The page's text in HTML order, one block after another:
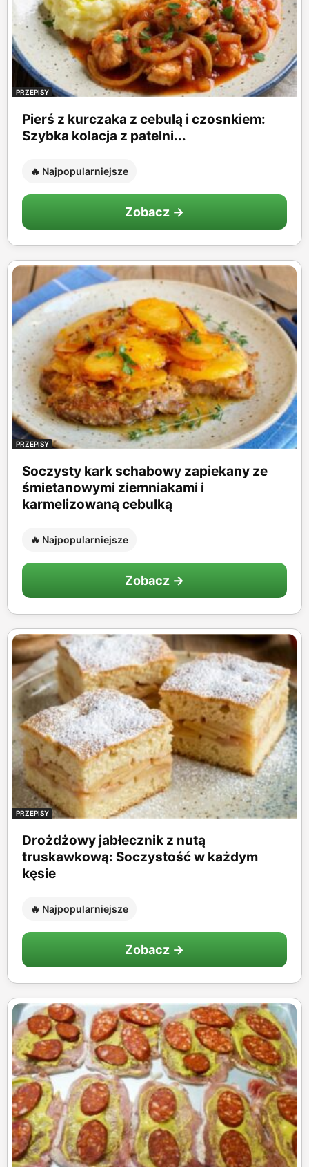
PRZEPISY
Pierś z kurczaka z cebulą i czosnkiem:
Szybka kolacja z patelni...
🔥 Najpopularniejsze
Zobacz →
PRZEPISY
Soczysty kark schabowy zapiekany ze
śmietanowymi ziemniakami i
karmelizowaną cebulką
🔥 Najpopularniejsze
Zobacz →
PRZEPISY
Drożdżowy jabłecznik z nutą
truskawkową: Soczystość w każdym
kęsie
🔥 Najpopularniejsze
Zobacz →